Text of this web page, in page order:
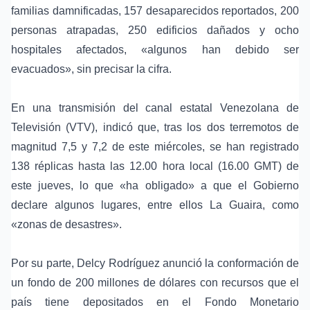
familias damnificadas, 157 desaparecidos reportados, 200
personas atrapadas, 250 edificios dañados y ocho
hospitales afectados, «algunos han debido ser
evacuados», sin precisar la cifra.
En una transmisión del canal estatal Venezolana de
Televisión (VTV), indicó que, tras los dos terremotos de
magnitud 7,5 y 7,2 de este miércoles, se han registrado
138 réplicas hasta las 12.00 hora local (16.00 GMT) de
este jueves, lo que «ha obligado» a que el Gobierno
declare algunos lugares, entre ellos La Guaira, como
«zonas de desastres».
Por su parte, Delcy Rodríguez anunció la conformación de
un fondo de 200 millones de dólares con recursos que el
país tiene depositados en el Fondo Monetario